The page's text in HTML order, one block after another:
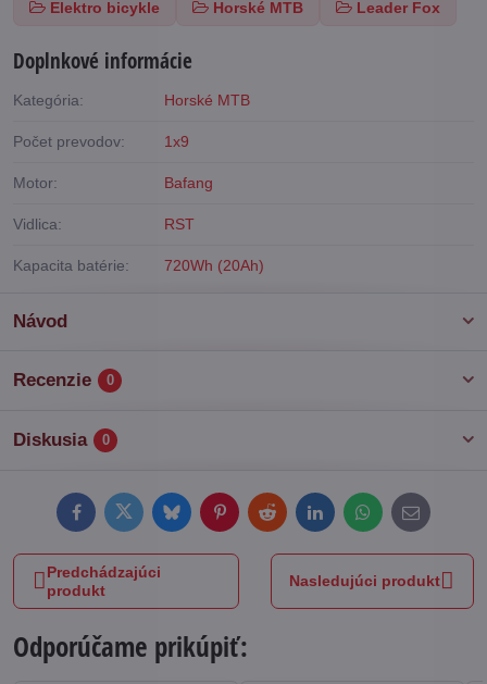
Elektro bicykle Horské MTB Leader Fox
Doplnkové informácie
Kategória: Horské MTB
Počet prevodov: 1x9
Motor: Bafang
Vidlica: RST
Kapacita batérie: 720Wh (20Ah)
Návod
Recenzie 0
Diskusia 0
FacebookTwitterBlueskyPinterestRedditLinkedInWhatsApp
E-
mail
Predchádzajúci
produkt
Nasledujúci produkt
Odporúčame prikúpiť: